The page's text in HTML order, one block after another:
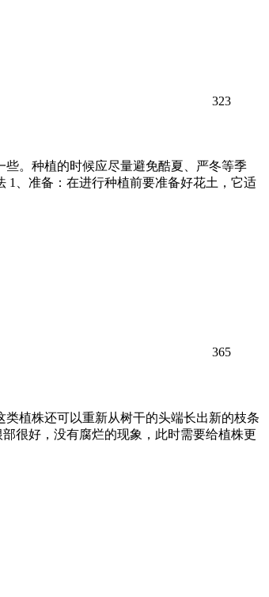
323
。种植的时候应尽量避免酷夏、严冬等季
1、准备：在进行种植前要准备好花土，它适
365
植株还可以重新从树干的头端长出新的枝条
很好，没有腐烂的现象，此时需要给植株更